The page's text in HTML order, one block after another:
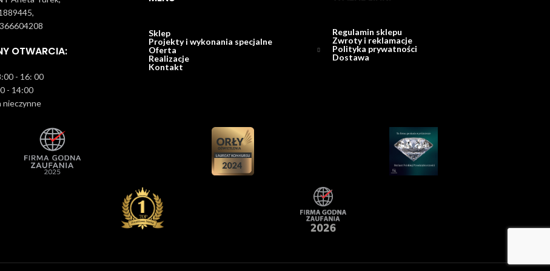
OTWARCIA:
- 16: 00
- 14:00
nieczynne
Sklep
Projekty i wykonania specjalne
Oferta
Realizacje
Kontakt
Regulamin sklepu
Zwroty i reklamacje
Polityka prywatności
Dostawa